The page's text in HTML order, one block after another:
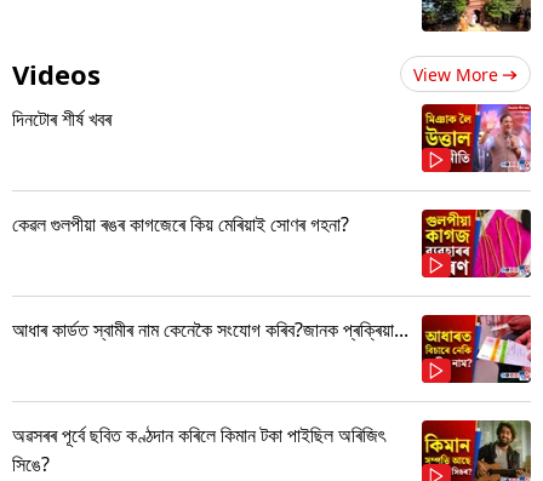
Videos View More
দিনটোৰ শীৰ্ষ খবৰ
কেৱল গুলপীয়া ৰঙৰ কাগজেৰে কিয় মেৰিয়াই সোণৰ গহনা?
আধাৰ কাৰ্ডত স্বামীৰ নাম কেনেকৈ সংযোগ কৰিব?জানক প্ৰক্ৰিয়া...
অৱসৰৰ পূৰ্বে ছবিত কণ্ঠদান কৰিলে কিমান টকা পাইছিল অৰিজিৎ
সিঙে?